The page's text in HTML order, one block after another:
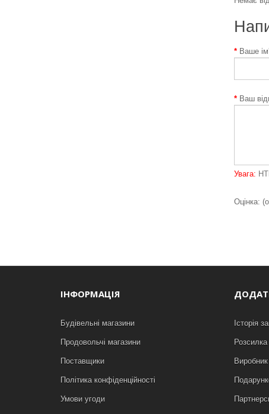
Ваше
Ваш
Увага:
Оцінка:
ІНФОРМАЦІЯ
Будівельні магазини
Продовольчі магазини
Поставщики
Політика конфіденційності
Умови угоди
Історія
Розсилка
Виробник